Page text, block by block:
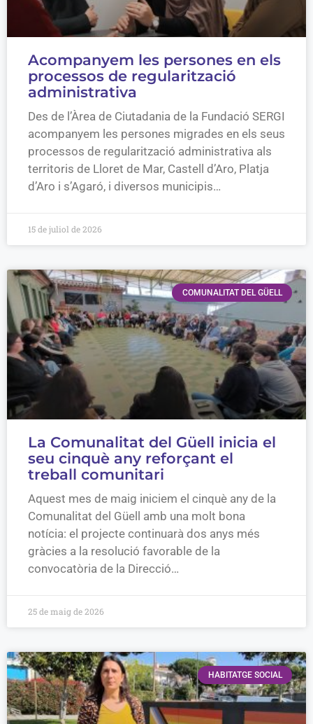
Acompanyem les persones en els
processos de regularització
administrativa
Des de l’Àrea de Ciutadania de la Fundació SERGI
acompanyem les persones migrades en els seus
processos de regularització administrativa als
territoris de Lloret de Mar, Castell d’Aro, Platja
d’Aro i s’Agaró, i diversos municipis…
15 de juliol de 2026
COMUNALITAT DEL GÜELL
La Comunalitat del Güell inicia el
seu cinquè any reforçant el
treball comunitari
Aquest mes de maig iniciem el cinquè any de la
Comunalitat del Güell amb una molt bona
notícia: el projecte continuarà dos anys més
gràcies a la resolució favorable de la
convocatòria de la Direcció…
25 de maig de 2026
HABITATGE SOCIAL